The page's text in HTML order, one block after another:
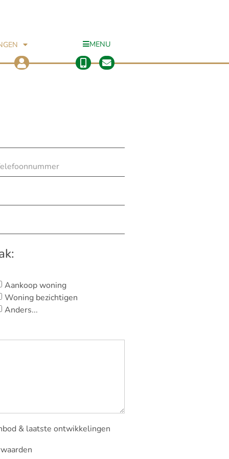
MENU
Aankoop woning
Woning bezichtigen
Anders...
& laatste ontwikkelingen